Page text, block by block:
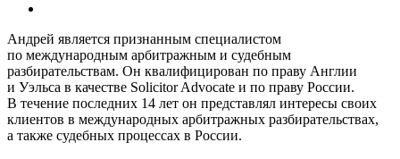
Андрей является признанным специалистом
по международным арбитражным и судебным
разбирательствам. Он квалифицирован по праву Англии
и Уэльса в качестве Solicitor Advocate и по праву России.
В течение последних 14 лет он представлял интересы своих
клиентов в международных арбитражных разбирательствах,
а также судебных процессах в России.